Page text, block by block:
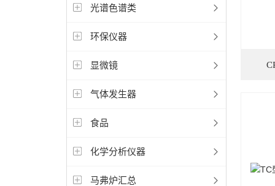
光谱色谱类
环保仪器
显微镜
气体发生器
食品
化学分析仪器
马弗炉汇总